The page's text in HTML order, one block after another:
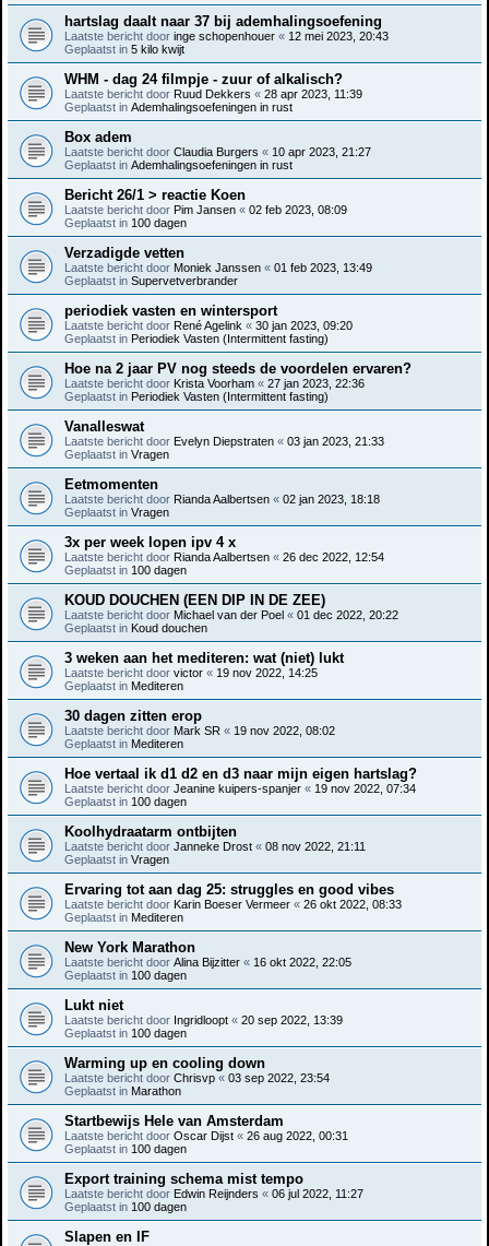
hartslag daalt naar 37 bij ademhalingsoefening
Laatste bericht door inge schopenhouer « 12 mei 2023, 20:43
Geplaatst in 5 kilo kwijt
WHM - dag 24 filmpje - zuur of alkalisch?
Laatste bericht door Ruud Dekkers « 28 apr 2023, 11:39
Geplaatst in Ademhalingsoefeningen in rust
Box adem
Laatste bericht door Claudia Burgers « 10 apr 2023, 21:27
Geplaatst in Ademhalingsoefeningen in rust
Bericht 26/1 > reactie Koen
Laatste bericht door Pim Jansen « 02 feb 2023, 08:09
Geplaatst in 100 dagen
Verzadigde vetten
Laatste bericht door Moniek Janssen « 01 feb 2023, 13:49
Geplaatst in Supervetverbrander
periodiek vasten en wintersport
Laatste bericht door René Agelink « 30 jan 2023, 09:20
Geplaatst in Periodiek Vasten (Intermittent fasting)
Hoe na 2 jaar PV nog steeds de voordelen ervaren?
Laatste bericht door Krista Voorham « 27 jan 2023, 22:36
Geplaatst in Periodiek Vasten (Intermittent fasting)
Vanalleswat
Laatste bericht door Evelyn Diepstraten « 03 jan 2023, 21:33
Geplaatst in Vragen
Eetmomenten
Laatste bericht door Rianda Aalbertsen « 02 jan 2023, 18:18
Geplaatst in Vragen
3x per week lopen ipv 4 x
Laatste bericht door Rianda Aalbertsen « 26 dec 2022, 12:54
Geplaatst in 100 dagen
KOUD DOUCHEN (EEN DIP IN DE ZEE)
Laatste bericht door Michael van der Poel « 01 dec 2022, 20:22
Geplaatst in Koud douchen
3 weken aan het mediteren: wat (niet) lukt
Laatste bericht door victor « 19 nov 2022, 14:25
Geplaatst in Mediteren
30 dagen zitten erop
Laatste bericht door Mark SR « 19 nov 2022, 08:02
Geplaatst in Mediteren
Hoe vertaal ik d1 d2 en d3 naar mijn eigen hartslag?
Laatste bericht door Jeanine kuipers-spanjer « 19 nov 2022, 07:34
Geplaatst in 100 dagen
Koolhydraatarm ontbijten
Laatste bericht door Janneke Drost « 08 nov 2022, 21:11
Geplaatst in Vragen
Ervaring tot aan dag 25: struggles en good vibes
Laatste bericht door Karin Boeser Vermeer « 26 okt 2022, 08:33
Geplaatst in Mediteren
New York Marathon
Laatste bericht door Alina Bijzitter « 16 okt 2022, 22:05
Geplaatst in 100 dagen
Lukt niet
Laatste bericht door Ingridloopt « 20 sep 2022, 13:39
Geplaatst in 100 dagen
Warming up en cooling down
Laatste bericht door Chrisvp « 03 sep 2022, 23:54
Geplaatst in Marathon
Startbewijs Hele van Amsterdam
Laatste bericht door Oscar Dijst « 26 aug 2022, 00:31
Geplaatst in 100 dagen
Export training schema mist tempo
Laatste bericht door Edwin Reijnders « 06 jul 2022, 11:27
Geplaatst in 100 dagen
Slapen en IF